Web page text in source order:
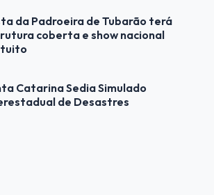
da Padroeira de Tubarão terá
coberta e show nacional
Catarina Sedia Simulado
de Desastres